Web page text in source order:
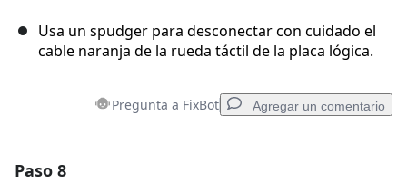
Usa un spudger para desconectar con cuidado el
cable naranja de la rueda táctil de la placa lógica.
Pregunta a FixBot Agregar un comentario
Paso 8